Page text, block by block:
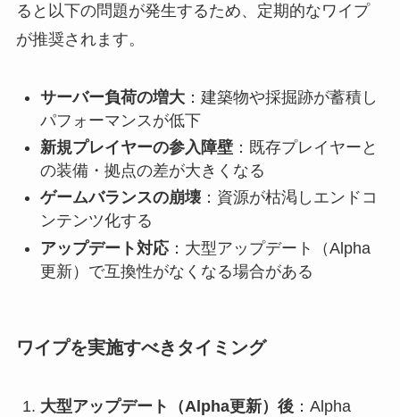
ると以下の問題が発生するため、定期的なワイプ
が推奨されます。
サーバー負荷の増大：建築物や採掘跡が蓄積し
パフォーマンスが低下
新規プレイヤーの参入障壁：既存プレイヤーと
の装備・拠点の差が大きくなる
ゲームバランスの崩壊：資源が枯渇しエンドコ
ンテンツ化する
アップデート対応：大型アップデート（Alpha
更新）で互換性がなくなる場合がある
ワイプを実施すべきタイミング
大型アップデート（Alpha更新）後：Alpha